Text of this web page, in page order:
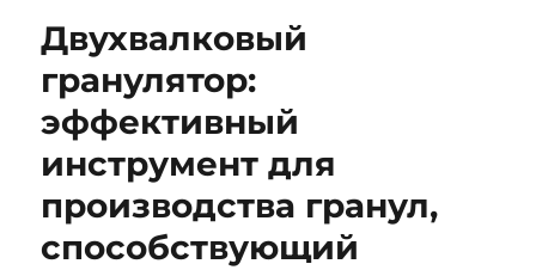
Двухвалковый
гранулятор:
эффективный
инструмент для
производства гранул,
способствующий